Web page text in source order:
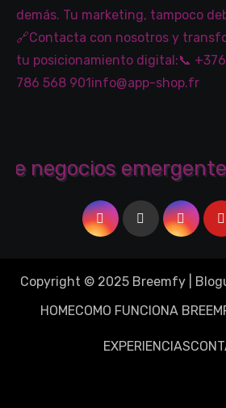
Copyright © 2025 Breemfy
HOMECOMO FUNCIONA
EXPERIENCIAS